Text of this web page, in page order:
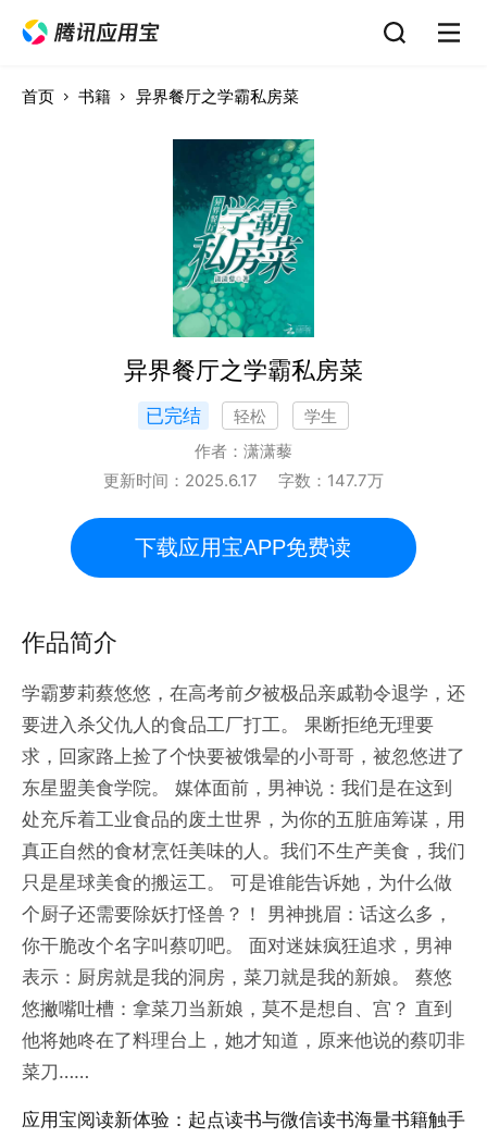
首页 书籍 异界餐厅之学霸私房菜
异界餐厅之学霸私房菜
已完结 轻松
学生
作者： 潇潇藜
更新时间： 2025.6.17 字数： 147.7万
下载应用宝APP免费读
作品简介
学霸萝莉蔡悠悠，在高考前夕被极品亲戚勒令退学，还
要进入杀父仇人的食品工厂打工。 果断拒绝无理要
求，回家路上捡了个快要被饿晕的小哥哥，被忽悠进了
东星盟美食学院。 媒体面前，男神说：我们是在这到
处充斥着工业食品的废土世界，为你的五脏庙筹谋，用
真正自然的食材烹饪美味的人。我们不生产美食，我们
只是星球美食的搬运工。 可是谁能告诉她，为什么做
个厨子还需要除妖打怪兽？！ 男神挑眉：话这么多，
你干脆改个名字叫蔡叨吧。 面对迷妹疯狂追求，男神
表示：厨房就是我的洞房，菜刀就是我的新娘。 蔡悠
悠撇嘴吐槽：拿菜刀当新娘，莫不是想自、宫？ 直到
他将她咚在了料理台上，她才知道，原来他说的蔡叨非
菜刀……
应用宝阅读新体验：起点读书与微信读书海量书籍触手